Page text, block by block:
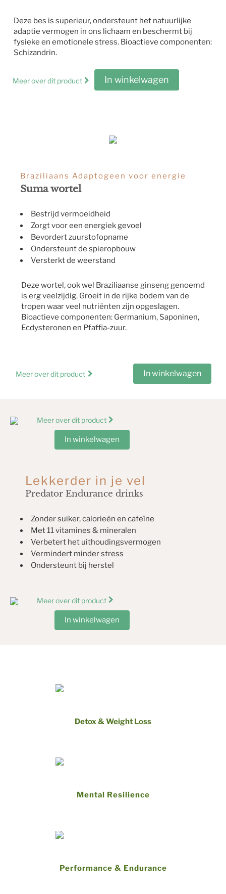
Deze bes is superieur, ondersteunt het natuurlijke
adaptie vermogen in ons lichaam en beschermt bij
fysieke en emotionele stress. Bioactieve componenten:
Schizandrin.
Meer over dit product In winkelwagen
Braziliaans Adaptogeen voor energie
Suma wortel
Bestrijd vermoeidheid
Zorgt voor een energiek gevoel
Bevordert zuurstofopname
Ondersteunt de spieropbouw
Versterkt de weerstand
Deze wortel, ook wel Braziliaanse ginseng genoemd
is erg veelzijdig. Groeit in de rijke bodem van de
tropen waar veel nutriënten zijn opgeslagen.
Bioactieve componenten: Germanium, Saponinen,
Ecdysteronen en Pfaffia-zuur.
Meer over dit product In winkelwagen
Meer over dit product
In winkelwagen
Lekkerder in je vel
Predator Endurance drinks
Zonder suiker, calorieën en cafeïne
Met 11 vitamines & mineralen
Verbetert het uithoudingsvermogen
Vermindert minder stress
Ondersteunt bij herstel
Meer over dit product
In winkelwagen
Detox & Weight Loss
Mental Resilience
Performance & Endurance